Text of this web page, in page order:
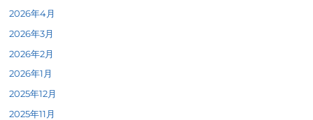
2026年4月
2026年3月
2026年2月
2026年1月
2025年12月
2025年11月